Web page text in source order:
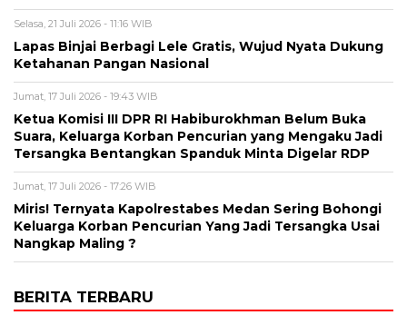
Selasa, 21 Juli 2026 - 11:16 WIB
Lapas Binjai Berbagi Lele Gratis, Wujud Nyata Dukung
Ketahanan Pangan Nasional
Jumat, 17 Juli 2026 - 19:43 WIB
Ketua Komisi III DPR RI Habiburokhman Belum Buka
Suara, Keluarga Korban Pencurian yang Mengaku Jadi
Tersangka Bentangkan Spanduk Minta Digelar RDP
Jumat, 17 Juli 2026 - 17:26 WIB
Miris! Ternyata Kapolrestabes Medan Sering Bohongi
Keluarga Korban Pencurian Yang Jadi Tersangka Usai
Nangkap Maling ?
BERITA TERBARU